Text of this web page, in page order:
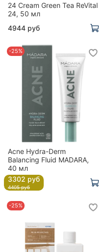
24 Cream Green Tea ReVital
24, 50 мл
4944 руб
-25%
Acne Hydra-Derm
Balancing Fluid MADARA,
40 мл
3302 руб
4405 руб
-25%